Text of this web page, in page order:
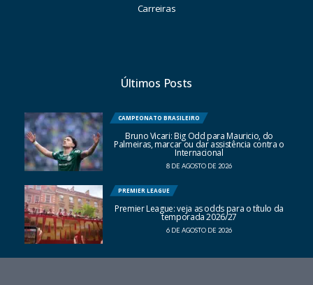
Carreiras
Últimos Posts
CAMPEONATO BRASILEIRO
Bruno Vicari: Big Odd para Mauricio, do
Palmeiras, marcar ou dar assistência contra o
Internacional
8 DE AGOSTO DE 2026
PREMIER LEAGUE
Premier League: veja as odds para o título da
temporada 2026/27
6 DE AGOSTO DE 2026